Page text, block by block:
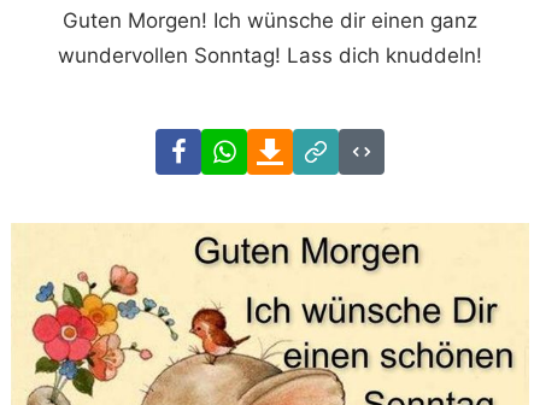
Guten Morgen! Ich wünsche dir einen ganz
wundervollen Sonntag! Lass dich knuddeln!
FacebookWhatsAppDownload
Link
Code